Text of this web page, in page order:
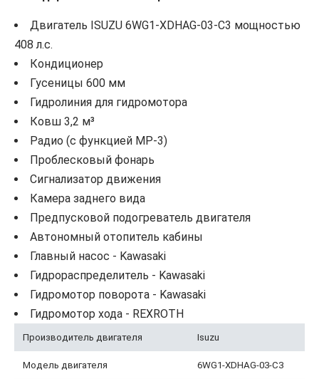
Двигатель ISUZU 6WG1-XDHAG-03-C3 мощностью
408 л.с.
Кондиционер
Гусеницы 600 мм
Гидролиния для гидромотора
Ковш 3,2 м³
Радио (с функцией МР-3)
Проблесковый фонарь
Сигнализатор движения
Камера заднего вида
Предпусковой подогреватель двигателя
Автономный отопитель кабины
Главный насос - Kawasaki
Гидрораспределитель - Kawasaki
Гидромотор поворота - Kawasaki
Гидромотор хода - REXROTH
Производитель двигателя Isuzu
Модель двигателя 6WG1-XDHAG-03-C3